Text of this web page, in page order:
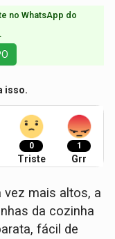
no WhatsApp do
isso.
0
Triste
1
Grr
mais altos, a
da cozinha
fácil de